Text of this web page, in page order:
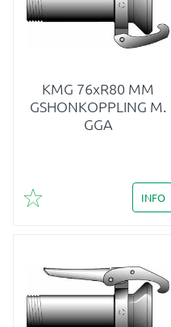
KMG 76xR80 MM
GSHONKOPPLING M.
GGA
Lägg till i favoriter
INFO